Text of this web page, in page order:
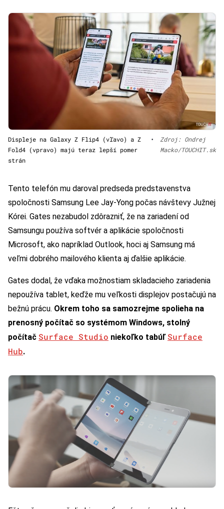
Displeje na Galaxy Z Flip4 (vľavo) a Z
Fold4 (vpravo) majú teraz lepší pomer
strán
•
Zdroj: Ondrej
Macko/TOUCHIT.sk
Tento telefón mu daroval predseda predstavenstva
spoločnosti Samsung Lee Jay-Yong počas návštevy Južnej
Kórei. Gates nezabudol zdôrazniť, že na zariadení od
Samsungu používa softvér a aplikácie spoločnosti
Microsoft, ako napríklad Outlook, hoci aj Samsung má
veľmi dobrého mailového klienta aj ďalšie aplikácie.
Gates dodal, že vďaka možnostiam skladacieho zariadenia
nepoužíva tablet, keďže mu veľkosti displejov postačujú na
bežnú prácu. Okrem toho sa samozrejme spolieha na
prenosný počítač so systémom Windows, stolný
počítač Surface Studio niekoľko tabúľ Surface
Hub.